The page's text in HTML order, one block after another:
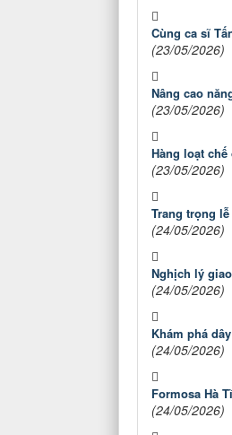
Cùng ca sĩ
(23/05/2026)
Nâng cao
(23/05/2026)
Hàng loạt
(23/05/2026)
Trang trọng
(24/05/2026)
Nghịch lý
(24/05/2026)
Khám phá
(24/05/2026)
Formosa Hà
(24/05/2026)